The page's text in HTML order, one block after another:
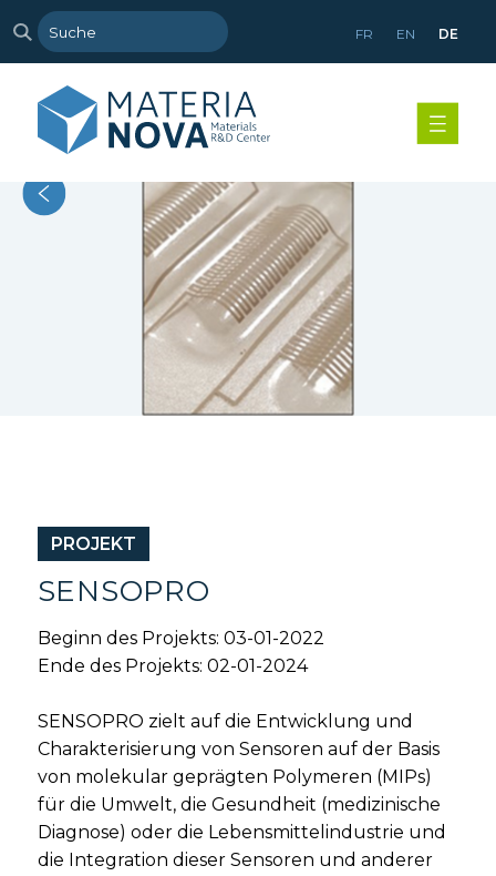
FR EN DE
PROJEKT
SENSOPRO
Beginn des Projekts: 03-01-2022
Ende des Projekts: 02-01-2024
SENSOPRO zielt auf die Entwicklung und
Charakterisierung von Sensoren auf der Basis
von molekular geprägten Polymeren (MIPs)
für die Umwelt, die Gesundheit (medizinische
Diagnose) oder die Lebensmittelindustrie und
die Integration dieser Sensoren und anderer